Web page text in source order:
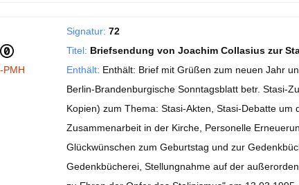
PMH
Signatur: 72
Titel: Briefsendung von Joachim Collasius zur
Enthält: Enthält: Brief mit Grüßen zum neuen Jahr
Berlin-Brandenburgische Sonntagsblatt betr. Stasi-
Kopien) zum Thema: Stasi-Akten, Stasi-Debatte
Zusammenarbeit in der Kirche, Personelle
Glückwünschen zum Geburtstag und zur
Gedenkbücherei, Stellungnahme auf der